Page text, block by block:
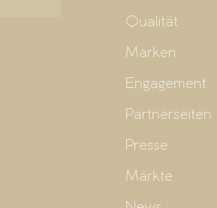
Qualität
Marken
Engagement
Partnerseiten
Presse
Märkte